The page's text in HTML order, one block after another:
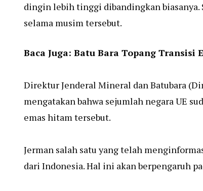
dingin lebih tinggi dibandingkan biasanya.
selama musim tersebut.
Baca Juga: Batu Bara Topang Transisi
Direktur Jenderal Mineral dan Batubara
mengatakan bahwa sejumlah negara UE
emas hitam tersebut.
Jerman salah satu yang telah
dari Indonesia. Hal ini akan berpengaruh